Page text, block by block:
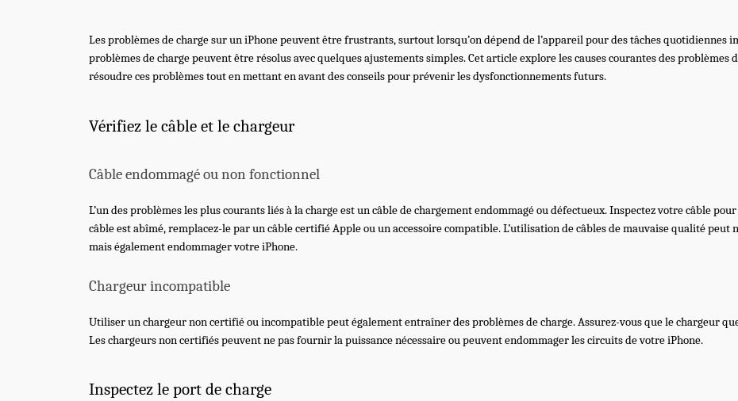
Les problèmes de charge sur un iPhone peuvent être frustrants, surtout lorsqu’on dépend de l’appareil pour des tâches quotidiennes
problèmes de charge peuvent être résolus avec quelques ajustements simples. Cet article explore les causes courantes des
résoudre ces problèmes tout en mettant en avant des conseils pour prévenir les dysfonctionnements futurs.
Vérifiez le câble et le chargeur
Câble endommagé ou non fonctionnel
L’un des problèmes les plus courants liés à la charge est un câble de chargement endommagé ou défectueux. Inspectez votre câble
câble est abîmé, remplacez-le par un câble certifié Apple ou un accessoire compatible. L’utilisation de câbles de mauvaise qualité peut
mais également endommager votre iPhone.
Chargeur incompatible
Utiliser un chargeur non certifié ou incompatible peut également entraîner des problèmes de charge. Assurez-vous que le chargeur
Les chargeurs non certifiés peuvent ne pas fournir la puissance nécessaire ou peuvent endommager les circuits de votre iPhone.
Inspectez le port de charge